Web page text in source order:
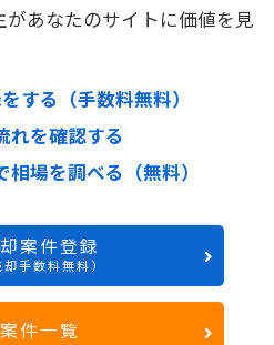
あなたのサイトに価値を見
する（手数料無料）
れを確認する
場を調べる（無料）
案件登録
却手数料無料）
案件一覧